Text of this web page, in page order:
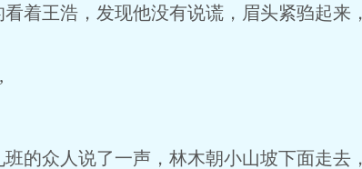
着王浩，发现他没有说谎，眉头紧驺起来
的众人说了一声，林木朝小山坡下面走